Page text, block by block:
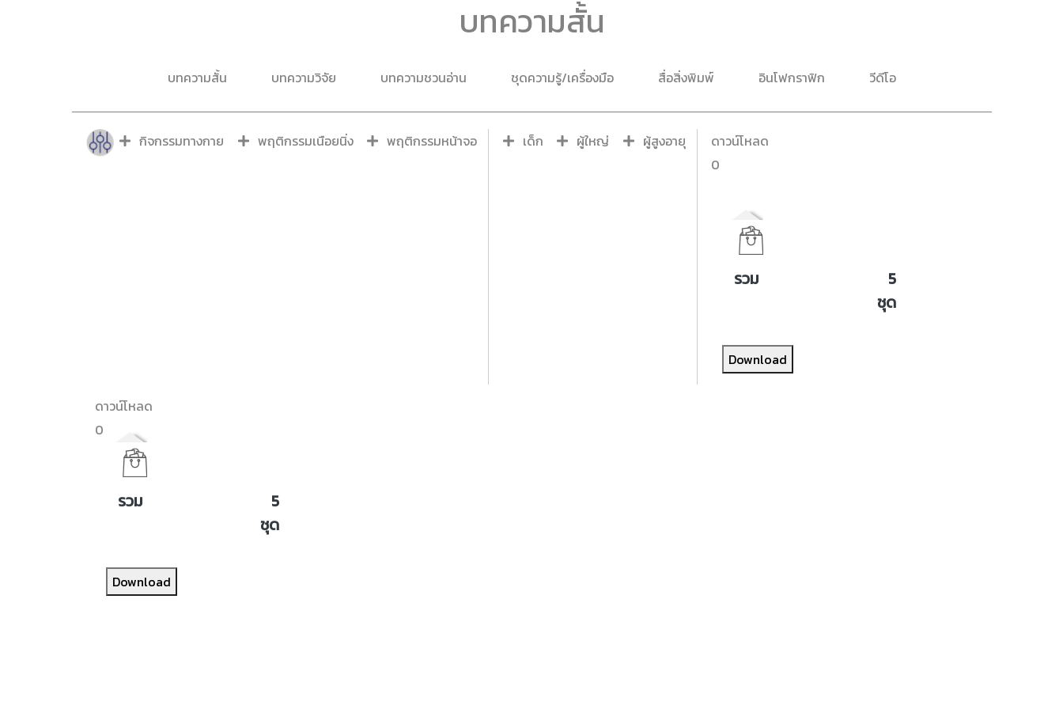
บทความสั้น
บทความสั้น บทความวิจัย บทความชวนอ่าน ชุดความรู้/เครื่องมือ สื่อสิ่งพิมพ์ อินโฟกราฟิก วีดีโอ
กิจกรรมทางกาย พฤติกรรมเนือยนิ่ง พฤติกรรมหน้าจอ เด็ก ผู้ใหญ่ ผู้สูงอายุ
ดาวน์โหลด
0
รวม
5
ชุด
Download
ดาวน์โหลด
0
รวม
5
ชุด
Download